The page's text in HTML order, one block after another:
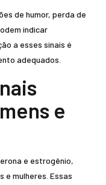
de humor, perda de
indicar
a esses sinais é
adequados.
e
e estrogênio,
e mulheres. Essas